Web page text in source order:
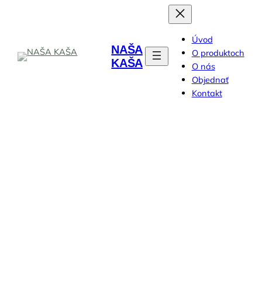
NAŠA
KAŠA
Úvod
O produktoch
O nás
Objednať
Kontakt